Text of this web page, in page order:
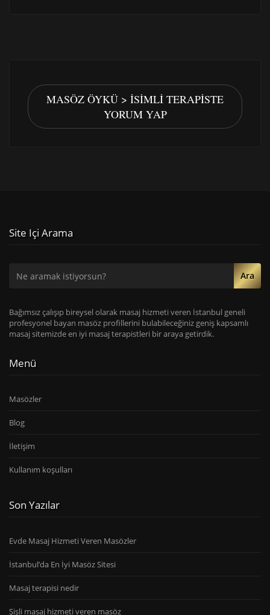
MASÖZ ÖYKÜ > İSIMLI TERAPISTE
YORUM YAP
Site Içi Arama
Ara
Bağımsız çalışıp bireysel olarak masaj hizmeti veren İstanbul geneli
profesyonel bayan masöz profillerini bulabileceğiniz geniş kapsamlı
masaj sitemizde en iyi masaj terapistleri bir araya getirdik.
Menü
Masözler
Blog
İletişim
Kullanım koşulları
Son Yazılar
Evde Masaj Hizmeti Veren Masözler
İstanbul’da En İyi Masöz Sitesi
Masaj terapisi nedir
Şişli masaj hizmeti veren masöz